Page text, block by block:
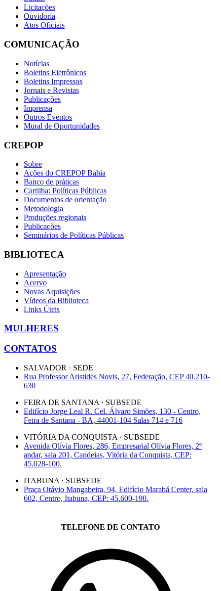
Licitações
Ouvidoria
Atos Oficiais
COMUNICAÇÃO
Notícias
Boletins Eletrônicos
Boletins Impressos
Jornais e Revistas
Publicações
Imprensa
Outros Eventos
Mural de Oportunidades
CREPOP
Sobre
Ações do CREPOP Bahia
Banco de práticas
Cartilha: Políticas Públicas
Documentos de orientação
Metodologia
Produções regionais
Publicações
Seminários de Políticas Públicas
BIBLIOTECA
Apresentação
Acervo
Novas Aquisições
Vídeos da Biblioteca
Links Úteis
MULHERES
CONTATOS
SALVADOR · SEDE
Rua Professor Aristides Novis, 27, Federação, CEP 40.210-
630
FEIRA DE SANTANA · SUBSEDE
Edifício Jorge Leal R. Cel. Álvaro Simões, 130 - Centro,
Feira de Santana - BA, 44001-104 Salas 714 e 716
VITÓRIA DA CONQUISTA · SUBSEDE
Avenida Olívia Flores, 286, Empresarial Olívia Flores, 2º
andar, sala 201, Candeias, Vitória da Conquista, CEP:
45.028-100.
ITABUNA · SUBSEDE
Praça Otávio Mangabeira, 94, Edifício Marabá Center, sala
602, Centro, Itabuna, CEP: 45.600-190.
TELEFONE DE CONTATO